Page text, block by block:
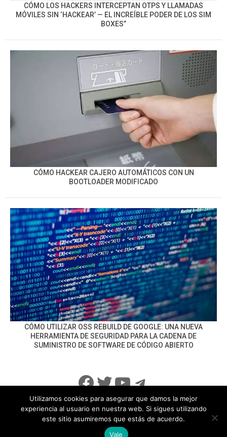
CÓMO LOS HACKERS INTERCEPTAN OTPS Y LLAMADAS
MÓVILES SIN ‘HACKEAR’ — EL INCREÍBLE PODER DE LOS SIM
BOXES”
CÓMO HACKEAR CAJERO AUTOMÁTICOS CON UN
BOOTLOADER MODIFICADO
CÓMO UTILIZAR OSS REBUILD DE GOOGLE: UNA NUEVA
HERRAMIENTA DE SEGURIDAD PARA LA CADENA DE
SUMINISTRO DE SOFTWARE DE CÓDIGO ABIERTO
Facebook
Twitter
YouTube
Telegram
info@noticiasseguridad.com Política de Privacidad
Utilizamos cookies para asegurar que damos la mejor
experiencia al usuario en nuestra web. Si sigues utilizando
este sitio asumiremos que estás de acuerdo.
Vale